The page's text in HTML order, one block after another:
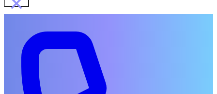
WORKS
SERVICES
展示会ブース・ショールーム
イベント企画・運営
音楽・動画制作
地域イベント企画